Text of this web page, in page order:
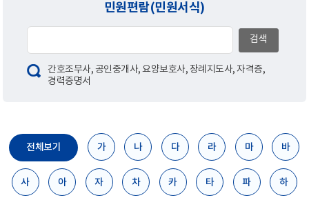
민원편람(민원서식)
검색
간호조무사,공인중개사,요양보호사, 장례지도사,자격증,
경력증명서
전체보기 가 나 다 라 마 바
사 아 자 차 카 타 파 하